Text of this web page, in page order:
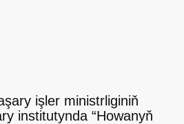
işler ministrliginiň
institutynda “Howanyň